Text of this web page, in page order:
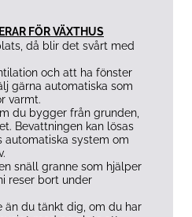
FÖR VÄXTHUS
då blir det svårt med
och att ha fönster
gärna automatiska som
varmt.
du bygger från grunden,
Bevattningen kan lösas
automatiska system om
snäll granne som hjälper
reser bort under
än du tänkt dig, om du har